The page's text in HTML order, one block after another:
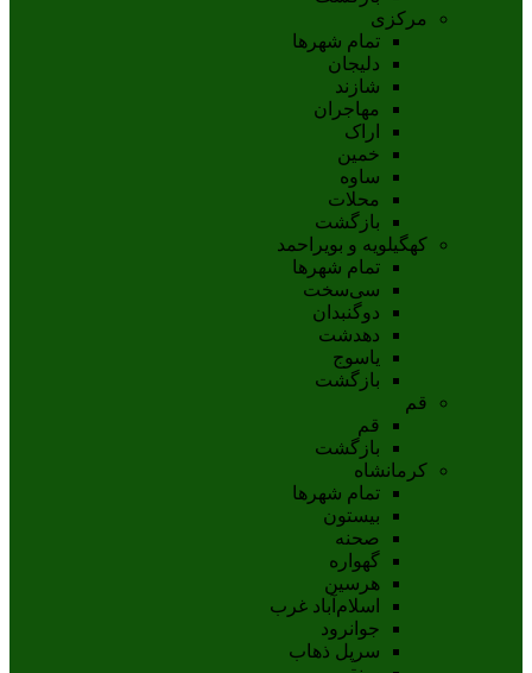
مرکزی
تمام شهر‌ها
دلیجان
شازند
مهاجران
اراک
خمين
ساوه
محلات
بازگشت
کهگیلویه و بویراحمد
تمام شهر‌ها
سی‌سخت
دوگنبدان
دهدشت
ياسوج
بازگشت
قم
قم
بازگشت
کرمانشاه
تمام شهر‌ها
بیستون
صحنه
گهواره
هرسین
اسلام‌‌آباد غرب
جوانرود
سرپل ذهاب